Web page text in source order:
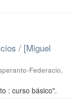
/ [Miguel
Federacio,
: curso básico".